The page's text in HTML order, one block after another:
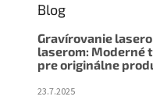
Blog
Gravírovanie
laserom: Moderné
pre originálne
23.7.2025